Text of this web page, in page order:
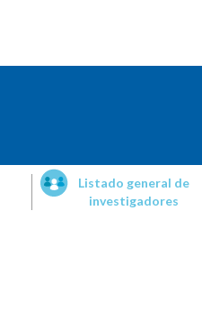
Listado general de
investigadores